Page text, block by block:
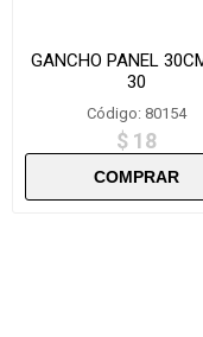
GANCHO PANEL
30
Código: 80154
$ 18